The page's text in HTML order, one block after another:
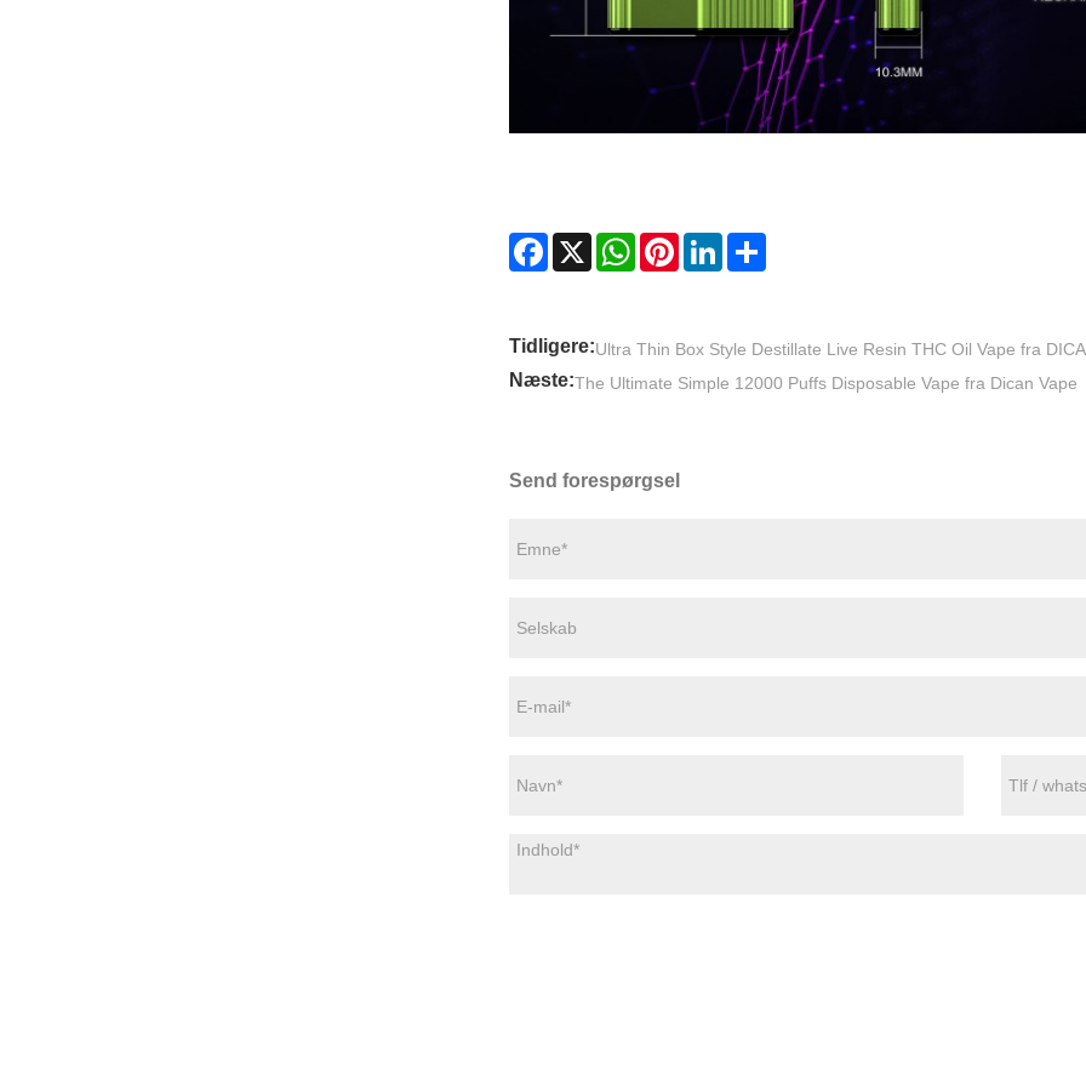
Facebook
X WhatsAppPinterestLinkedInShare
Tidligere:Ultra Thin Box Style Destillate Live Resin THC Oil Vape fra
Næste:The Ultimate Simple 12000 Puffs Disposable Vape fra Dican Vape
Send forespørgsel